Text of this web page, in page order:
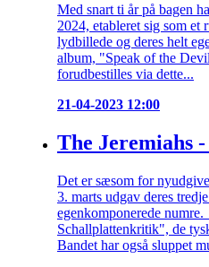
Med snart ti år på bagen
2024, etableret sig som
lydbillede og deres helt
album, "Speak of the
forudbestilles via dette...
21-04-2023 12:00
The Jeremiahs
Det er sæsom for
3. marts udgav deres
egenkomponerede
Schallplattenkritik", de
Bandet har også sluppet